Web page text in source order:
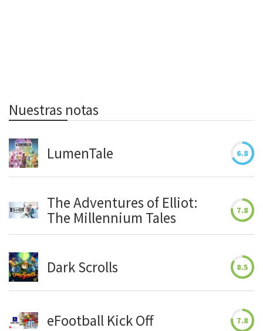
Nuestras notas
LumenTale 6.8
The Adventures of Elliot:
The Millennium Tales
7.8
Dark Scrolls 8.5
eFootball Kick Off 7.8